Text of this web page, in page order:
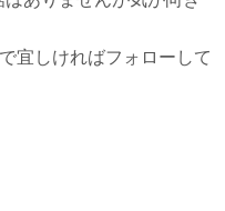
宜しければフォローして